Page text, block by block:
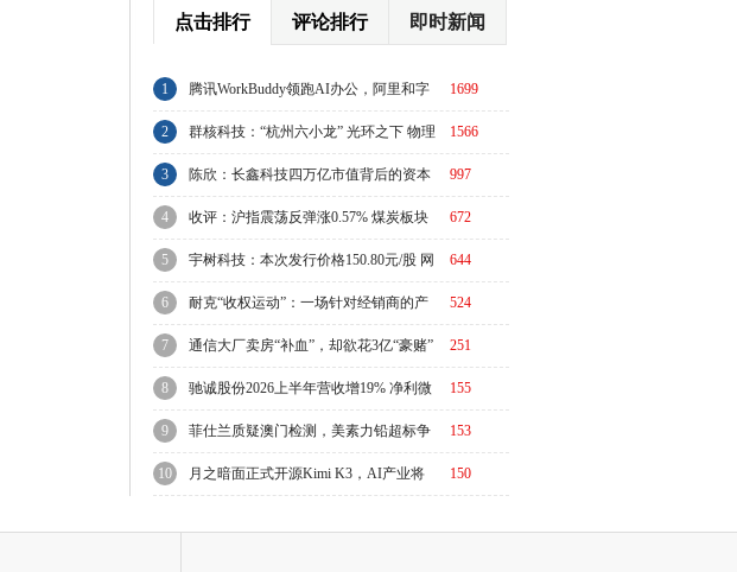
点击排行 评论排行 即时新闻
1699
1 腾讯WorkBuddy领跑AI办公，阿里和字
节急了？ 1566
2 群核科技：“杭州六小龙” 光环之下 物理
AI故事有水分吗？ 997
3 陈欣：长鑫科技四万亿市值背后的资本
与周期 672
4 收评：沪指震荡反弹涨0.57% 煤炭板块
集体走强 644
5 宇树科技：本次发行价格150.80元/股 网
上申购日为8月10日 524
6 耐克“收权运动”：一场针对经销商的产
业链价值重估 251
7 通信大厂卖房“补血”，却欲花3亿“豪赌”
155
8 驰诚股份2026上半年营收增19% 净利微
增3% 153
9 菲仕兰质疑澳门检测，美素力铅超标争
议升级 150
10 月之暗面正式开源Kimi K3，AI产业将